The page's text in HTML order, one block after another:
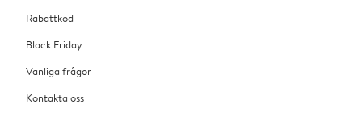
Rabattkod
Black Friday
Vanliga frågor
Kontakta oss